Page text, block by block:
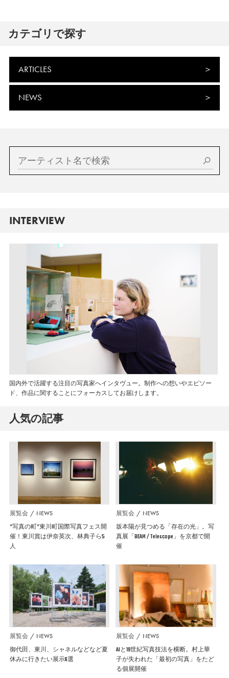
カテゴリで探す
ARTICLES
NEWS
INTERVIEW
国内外で活躍する注目の写真家へインタヴュー。制作への想いやエピソー
ド、作品に関することにフォーカスしてお届けします。
人気の記事
展覧会 NEWS
”写真の町”東川町国際写真フェス開
催！東川賞は伊奈英次、林典子ら5
人
展覧会 NEWS
坂本陽が見つめる「存在の光」。写
真展「BEAM / Telescope」を京都で開
催
展覧会 NEWS
御代田、東川、シャネルなどなど夏
休みに行きたい展示6選
展覧会 NEWS
AIと19世紀写真技法を横断。村上華
子が失われた「最初の写真」をたど
る個展開催